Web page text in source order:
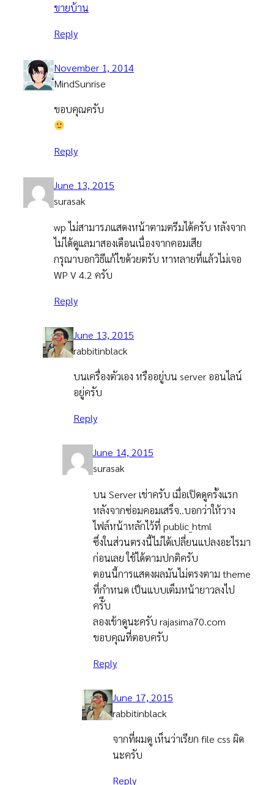
ขายบ้าน
Reply
November 1, 2014
๋MindSunrise
ขอบคุณครับ
Reply
June 13, 2015
surasak
wp ไม่สามารภแสดงหน้าตามตรีมได้ครับ หลังจาก
ไม่ได้ดูแลมาสองเดือนเนื่องจากคอมเสีย
กรุณาบอกวิธีแก้ไขด้วยตรับ หาหลายที่แล้วไม่เจอ
WP V 4.2 ครับ
Reply
June 13, 2015
rabbitinblack
บนเครื่องตัวเอง หรืออยู่บน server ออนไลน์
อยู่ครับ
Reply
June 14, 2015
surasak
บน Server เช่าครับ เมื่อเปิดดูครั้งแรก
หลังจากซ่อมคอมเสร็จ..บอกว่าให้วาง
ไฟล์หน้าหลักไว้ที่ public_html
ซึ่งในส่วนตรงนี้ไม่ได้เปลี่ยนแปลงอะไรมา
ก่อนเลย ใช้ได้ตามปกติครับ
ตอนนี้การแสดงผลมันไม่ตรงตาม theme
ที่กำหนด เป็นแบบเต็มหน้ายาวลงไป
ครัีบ
ลองเข้าดูนะครับ rajasima70.com
ขอบคุณที่ตอบครับ
Reply
June 17, 2015
rabbitinblack
จากที่ผมดู เห็นว่าเรียก file css ผิด
นะครับ
Reply